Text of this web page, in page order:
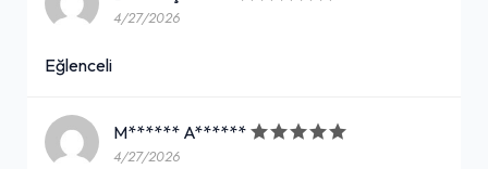
4/27/2026
Eğlenceli
M****** A******
4/27/2026